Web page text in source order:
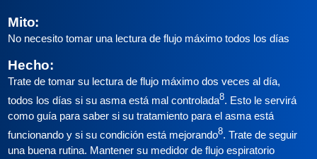
Mito:
No necesito tomar una lectura de flujo máximo todos los días
Hecho:
Trate de tomar su lectura de flujo máximo dos veces al día,
todos los días si su asma está mal controlada8. Esto le servirá
como guía para saber si su tratamiento para el asma está
funcionando y si su condición está mejorando8. Trate de seguir
una buena rutina. Mantener su medidor de flujo espiratorio